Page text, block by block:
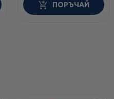
ПОРЪЧАЙ